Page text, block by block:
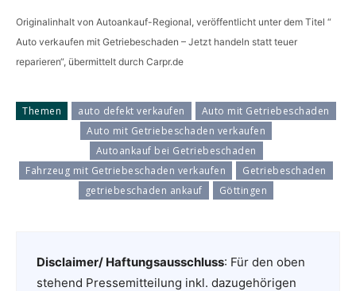
Originalinhalt von Autoankauf-Regional, veröffentlicht unter dem Titel “
Auto verkaufen mit Getriebeschaden – Jetzt handeln statt teuer
reparieren“, übermittelt durch Carpr.de
Themen auto defekt verkaufen
Auto mit Getriebeschaden
Auto mit Getriebeschaden verkaufen
Autoankauf bei Getriebeschaden
Fahrzeug mit Getriebeschaden verkaufen
Getriebeschaden
getriebeschaden ankauf
Göttingen
Disclaimer/ Haftungsausschluss: Für den oben
stehend Pressemitteilung inkl. dazugehörigen